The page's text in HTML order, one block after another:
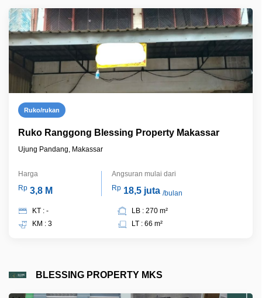
Ruko/rukan
Ruko Ranggong Blessing Property Makassar
Ujung Pandang, Makassar
Harga
Rp 3,8 M
Angsuran mulai dari
Rp 18,5 juta /bulan
KT : -
KM : 3
LB : 270 m²
LT : 66 m²
BLESSING PROPERTY MKS